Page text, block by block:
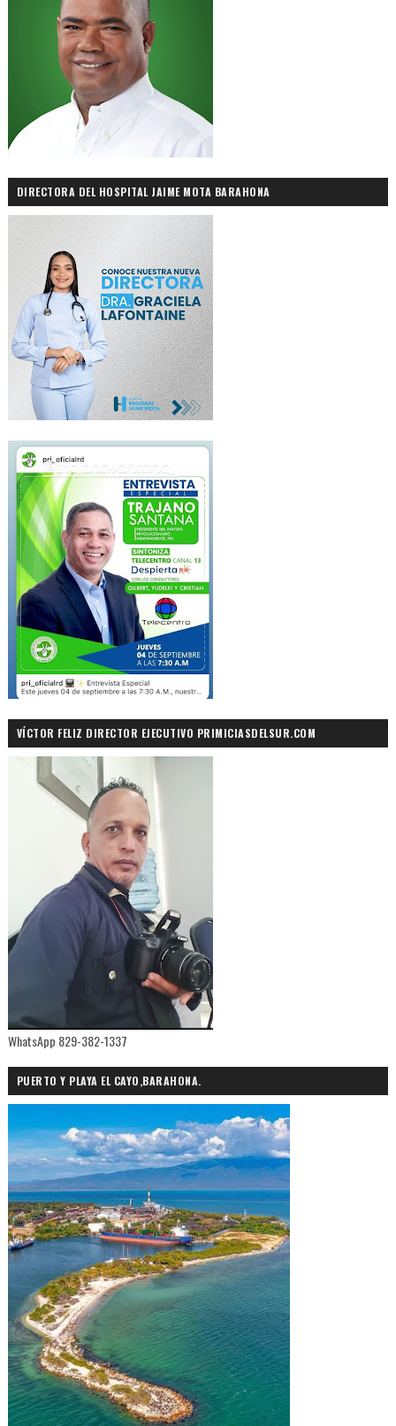
DIRECTORA DEL HOSPITAL JAIME MOTA BARAHONA
VÍCTOR FELIZ DIRECTOR EJECUTIVO PRIMICIASDELSUR.COM
WhatsApp 829-382-1337
PUERTO Y PLAYA EL CAYO,BARAHONA.